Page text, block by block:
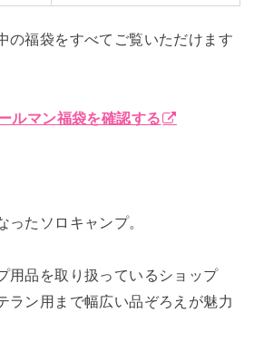
の福袋をすべてご覧いただけます
ルマン福袋を確認する
ったソロキャンプ。
用品を取り扱っているショップ
ラン用まで幅広い品ぞろえが魅力